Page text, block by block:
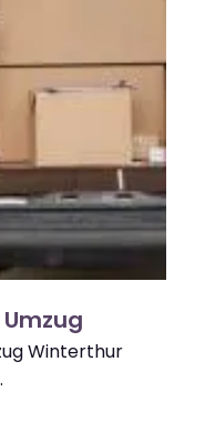
Winterthur